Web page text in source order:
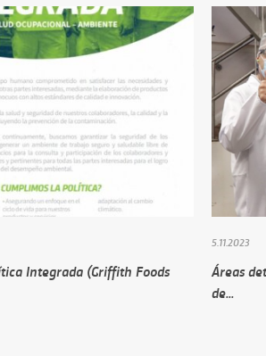
Integrada (Griffith Foods
5.11.2023
Áreas
de...